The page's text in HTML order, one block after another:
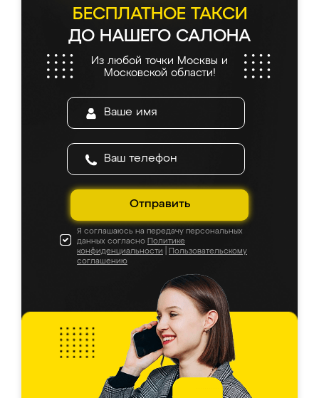
БЕСПЛАТНОЕ ТАКСИ
ДО НАШЕГО САЛОНА
Из любой точки Москвы и
Московской области!
Отправить
Я соглашаюсь на передачу персональных
данных согласно Политике
конфиденциальности
Пользовательскому
соглашению